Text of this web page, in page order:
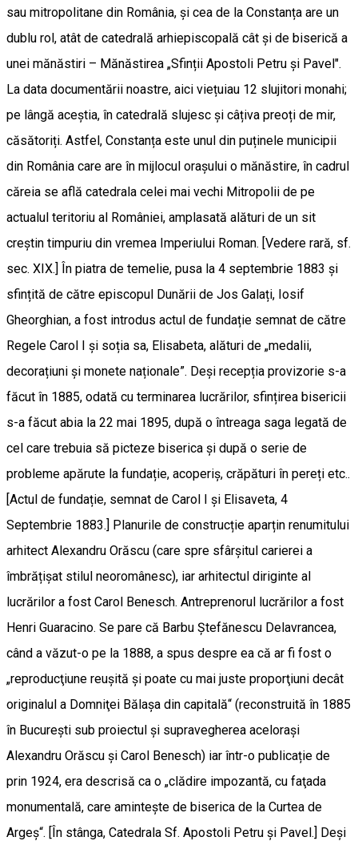
sau mitropolitane din România, și cea de la Constanța are un
dublu rol, atât de catedrală arhiepiscopală cât și de biserică a
unei mănăstiri – Mănăstirea „Sfinții Apostoli Petru și Pavel".
La data documentării noastre, aici viețuiau 12 slujitori monahi;
pe lângă aceștia, în catedrală slujesc și câțiva preoți de mir,
căsătoriți. Astfel, Constanța este unul din puținele municipii
din România care are în mijlocul orașului o mănăstire, în cadrul
căreia se află catedrala celei mai vechi Mitropolii de pe
actualul teritoriu al României, amplasată alături de un sit
creștin timpuriu din vremea Imperiului Roman. [Vedere rară, sf.
sec. XIX.] În piatra de temelie, pusa la 4 septembrie 1883 și
sfințită de către episcopul Dunării de Jos Galați, Iosif
Gheorghian, a fost introdus actul de fundație semnat de către
Regele Carol I și soția sa, Elisabeta, alături de „medalii,
decorațiuni și monete naționale”. Deși recepția provizorie s-a
făcut în 1885, odată cu terminarea lucrărilor, sfințirea bisericii
s-a făcut abia la 22 mai 1895, după o întreaga saga legată de
cel care trebuia să picteze biserica și după o serie de
probleme apărute la fundație, acoperiș, crăpături în pereți etc..
[Actul de fundație, semnat de Carol I și Elisaveta, 4
Septembrie 1883.] Planurile de construcție aparțin renumitului
arhitect Alexandru Orăscu (care spre sfârșitul carierei a
îmbrățișat stilul neoromânesc), iar arhitectul diriginte al
lucrărilor a fost Carol Benesch. Antreprenorul lucrărilor a fost
Henri Guaracino. Se pare că Barbu Ştefănescu Delavrancea,
când a văzut-o pe la 1888, a spus despre ea că ar fi fost o
„reproducţiune reuşită şi poate cu mai juste proporţiuni decât
originalul a Domniţei Bălaşa din capitală“ (reconstruită în 1885
în București sub proiectul și supravegherea acelorași
Alexandru Orăscu și Carol Benesch) iar într-o publicație de
prin 1924, era descrisă ca o „clădire impozantă, cu faţada
monumentală, care aminteşte de biserica de la Curtea de
Argeş“. [În stânga, Catedrala Sf. Apostoli Petru și Pavel.] Deși